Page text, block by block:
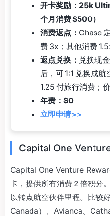
开卡奖励：25k
个月消费 $500）
消费返点： Chase
费 3x；其他消费
返点兑换： 兑换现
后，可 1:1 兑换成
1.25 付旅行消费；
年费：$0
立即申请>>
Capital One
Capital One Venture
卡，提供所有消费 2 倍积分
以转点航空伙伴里程。比较
Canada）、Avianca、